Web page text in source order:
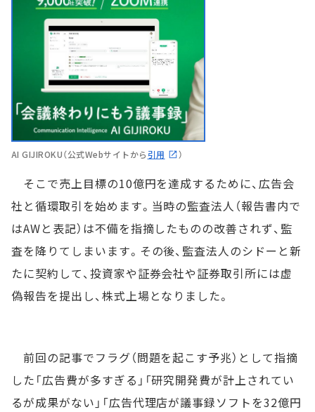
AI GIJIROKU（公式Webサイトから 引用 ）
そこで売上目標の10億円を達成するために、広告会
社と循環取引を始めます。当時の監査法人（報告書内で
はAWと表記）は不備を指摘したものの改善されず、監
査を降りてしまいます。その後、監査法人のシドーと新
たに契約して、投資家や証券会社や証券取引所には虚
偽報告を提出し、株式上場となりました。
前回の記事でフラグ（問題を起こす予兆）として指摘
した「広告費が多すぎる」「研究開発費が計上されてい
るが成果がない」「広告代理店が議事録ソフトを32億円